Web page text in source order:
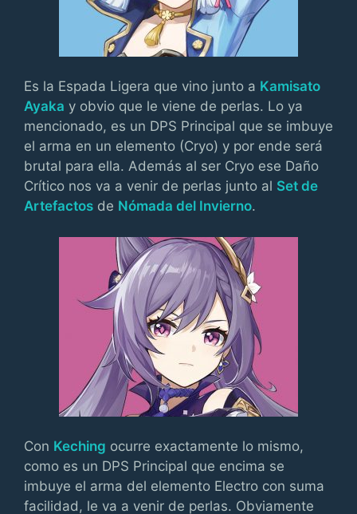
Es la Espada Ligera que vino junto a Kamisato
Ayaka y obvio que le viene de perlas. Lo ya
mencionado, es un DPS Principal que se imbuye
el arma en un elemento (Cryo) y por ende será
brutal para ella. Además al ser Cryo ese Daño
Crítico nos va a venir de perlas junto al Set de
Artefactos de Nómada del Invierno.
Con Keching ocurre exactamente lo mismo,
como es un DPS Principal que encima se
imbuye el arma del elemento Electro con suma
facilidad, le va a venir de perlas. Obviamente